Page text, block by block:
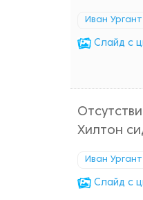
Иван Ургант
Cлайд с
Хилтон
Иван Ургант
Cлайд с